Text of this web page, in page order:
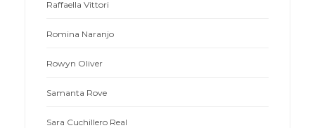
Raffaella Vittori
Romina Naranjo
Rowyn Oliver
Samanta Rove
Sara Cuchillero Real